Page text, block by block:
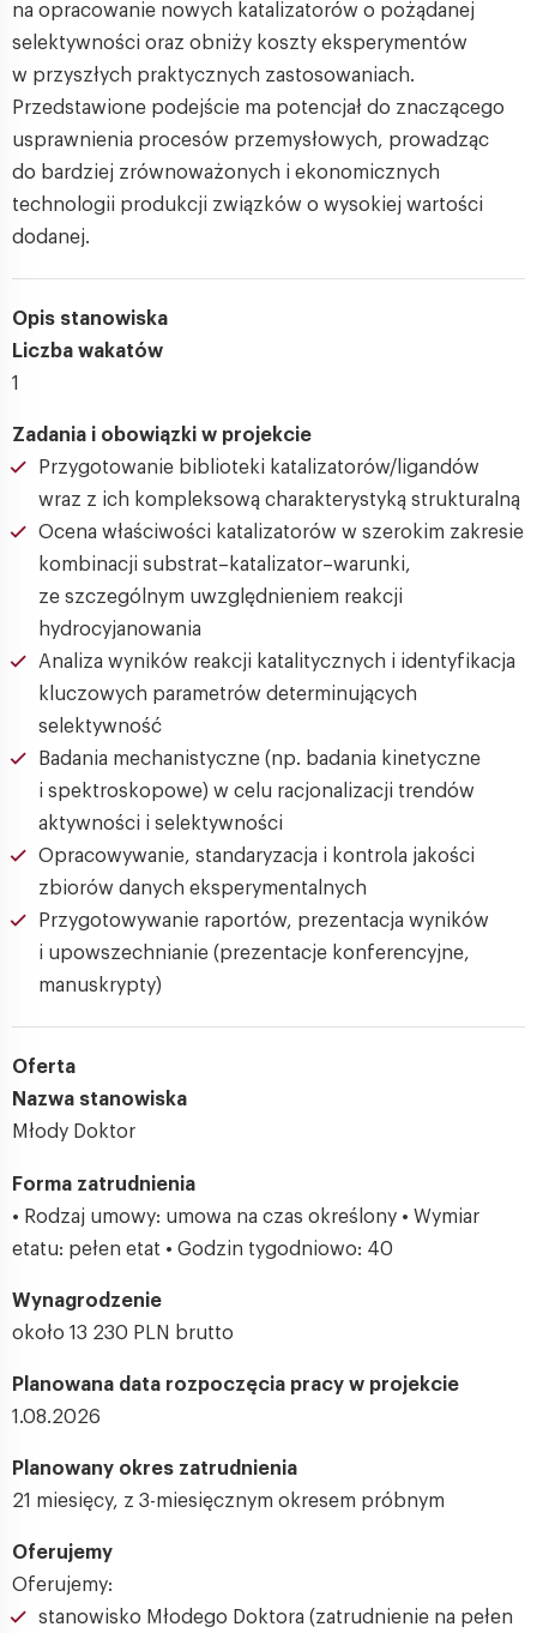
na opracowanie nowych katalizatorów o pożądanej
selektywności oraz obniży koszty eksperymentów
w przyszłych praktycznych zastosowaniach.
Przedstawione podejście ma potencjał do znaczącego
usprawnienia procesów przemysłowych, prowadząc
do bardziej zrównoważonych i ekonomicznych
technologii produkcji związków o wysokiej wartości
dodanej.
Opis stanowiska
Liczba wakatów
1
Zadania i obowiązki w projekcie
Przygotowanie biblioteki katalizatorów/ligandów
wraz z ich kompleksową charakterystyką strukturalną
Ocena właściwości katalizatorów w szerokim zakresie
kombinacji substrat–katalizator–warunki,
ze szczególnym uwzględnieniem reakcji
hydrocyjanowania
Analiza wyników reakcji katalitycznych i identyfikacja
kluczowych parametrów determinujących
selektywność
Badania mechanistyczne (np. badania kinetyczne
i spektroskopowe) w celu racjonalizacji trendów
aktywności i selektywności
Opracowywanie, standaryzacja i kontrola jakości
zbiorów danych eksperymentalnych
Przygotowywanie raportów, prezentacja wyników
i upowszechnianie (prezentacje konferencyjne,
manuskrypty)
Oferta
Nazwa stanowiska
Młody Doktor
Forma zatrudnienia
• Rodzaj umowy: umowa na czas określony • Wymiar
etatu: pełen etat • Godzin tygodniowo: 40
Wynagrodzenie
około 13 230 PLN brutto
Planowana data rozpoczęcia pracy w projekcie
1.08.2026
Planowany okres zatrudnienia
21 miesięcy, z 3-miesięcznym okresem próbnym
Oferujemy
Oferujemy:
stanowisko Młodego Doktora (zatrudnienie na pełen